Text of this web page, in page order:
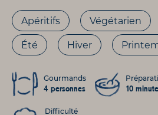
Apéritifs Végétarien
Été Hiver
Gourmands
4 personnes
10
Difficulté